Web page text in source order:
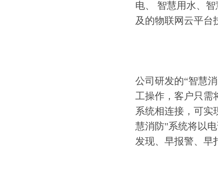
电、 智慧用水、
及的物联网云平台
公司研发的“智慧
工操作，客户只需
系统相连接，可实
慧消防"系统将以
发现、早报警、早